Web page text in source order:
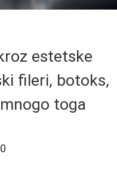
estetske
fileri, botoks,
toga